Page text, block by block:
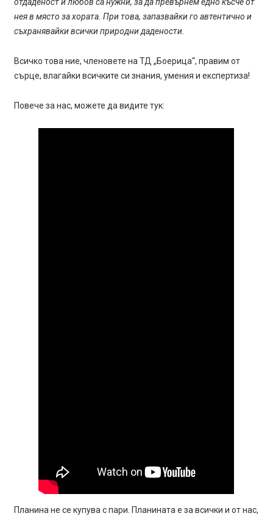
нея в място за хората. При това, запазвайки го автентично и
съхранявайки всички природни дадености.
Всичко това ние, членовете на ТД „Боерица“, правим от
сърце, влагайки всичките си знания, умения и експертиза!
Повече за нас, можете да видите тук:
Планина не се купува с пари. Планината е за всички и от нас,